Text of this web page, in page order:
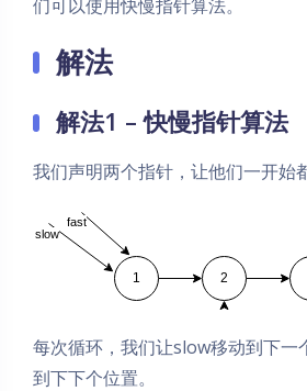
们可以使用快慢指针算法。
解法
解法1 – 快慢指针算法
我们声明两个指针，让他们一开始
2
1
slow
fast
每次循环，我们让slow移动到下一
到下下个位置。